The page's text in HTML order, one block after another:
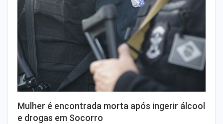
Mulher é encontrada morta após ingerir álcool
e drogas em Socorro